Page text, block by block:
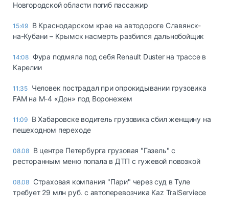
Новгородской области погиб пассажир
15:49 В Краснодарском крае на автодороге Славянск-
на-Кубани – Крымск насмерть разбился дальнобойщик
14:08 Фура подмяла под себя Renault Duster на трассе в
Карелии
11:35 Человек пострадал при опрокидывании грузовика
FAM на М-4 «Дон» под Воронежем
11:09 В Хабаровске водитель грузовика сбил женщину на
пешеходном переходе
08.08 В центре Петербурга грузовая "Газель" с
ресторанным меню попала в ДТП с гужевой повозкой
08.08 Страховая компания "Пари" через суд в Туле
требует 29 млн руб. с автоперевозчика Kaz TralServiece